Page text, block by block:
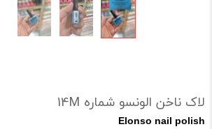
لاک ناخن الونسو شماره 14M
Elonso nail polish